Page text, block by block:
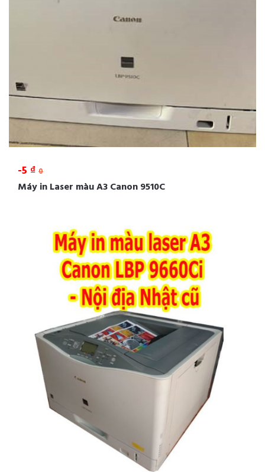
-5 ₫ 0
Máy in Laser màu A3 Canon 9510C